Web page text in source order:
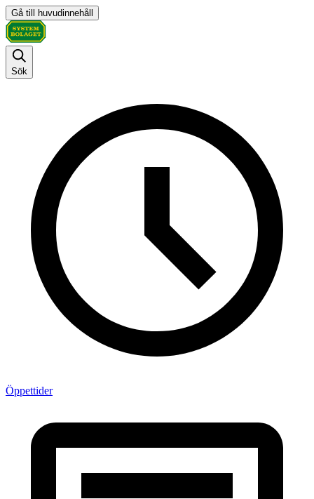
Gå till huvudinnehåll
Sök
Öppettider